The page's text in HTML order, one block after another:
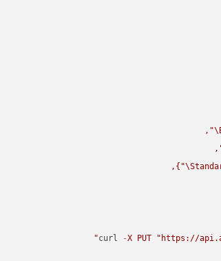
\"
\"
curl
-X PUT
"https://